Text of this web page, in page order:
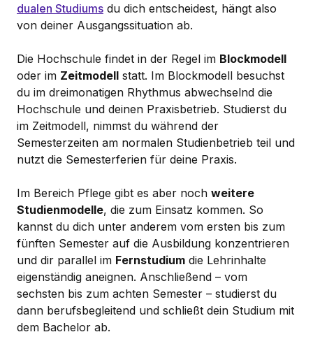
dualen Studiums du dich entscheidest, hängt also
von deiner Ausgangssituation ab.
Die Hochschule findet in der Regel im Blockmodell
oder im Zeitmodell statt. Im Blockmodell besuchst
du im dreimonatigen Rhythmus abwechselnd die
Hochschule und deinen Praxisbetrieb. Studierst du
im Zeitmodell, nimmst du während der
Semesterzeiten am normalen Studienbetrieb teil und
nutzt die Semesterferien für deine Praxis.
Im Bereich Pflege gibt es aber noch weitere
Studienmodelle, die zum Einsatz kommen. So
kannst du dich unter anderem vom ersten bis zum
fünften Semester auf die Ausbildung konzentrieren
und dir parallel im Fernstudium die Lehrinhalte
eigenständig aneignen. Anschließend – vom
sechsten bis zum achten Semester – studierst du
dann berufsbegleitend und schließt dein Studium mit
dem Bachelor ab.